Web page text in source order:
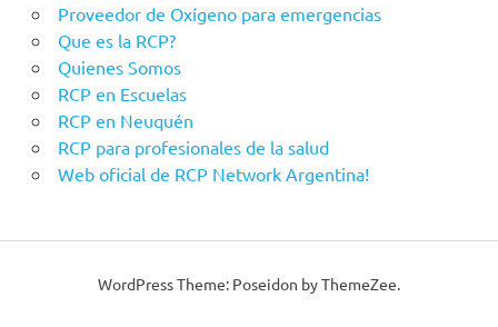
Proveedor de Oxígeno para emergencias
Que es la RCP?
Quienes Somos
RCP en Escuelas
RCP en Neuquén
RCP para profesionales de la salud
Web oficial de RCP Network Argentina!
WordPress Theme: Poseidon by ThemeZee.